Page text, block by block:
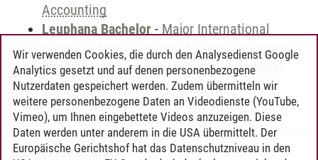
Accounting
Leuphana Bachelor - Major International
Business Administration & Entrepreneurship
(bis Studienbeginn WiSe 18/19)-Financial
Accounting
Timo Leder/30.06.2024
Wir verwenden Cookies, die durch den Analysedienst Google
Analytics gesetzt und auf denen personenbezogene
Nutzerdaten gespeichert werden. Zudem übermitteln wir
weitere personenbezogene Daten an Videodienste (YouTube,
Vimeo), um Ihnen eingebettete Videos anzuzeigen. Diese
Daten werden unter anderem in die USA übermittelt. Der
Europäische Gerichtshof hat das Datenschutzniveau in den